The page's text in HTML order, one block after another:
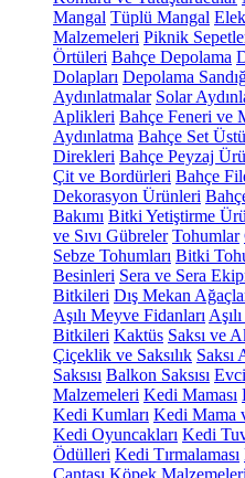
Mangal Tüplü Mangal
Malzemeleri Piknik
Örtüleri Bahçe Depolama
Dolapları Depolama
Aydınlatmalar Solar
Aplikleri Bahçe Feneri ve
Aydınlatma Bahçe Set
Direkleri Bahçe Peyzaj
Çit ve Bordürleri Bahçe
Dekorasyon Ürünleri
Bakımı Bitki Yetiştirme
ve Sıvı Gübreler Tohumlar
Sebze Tohumları Bitki
Besinleri Sera ve Sera
Bitkileri Dış Mekan
Aşılı Meyve Fidanları
Bitkileri Kaktüs Saksı ve
Çiçeklik ve Saksılık Saksı
Saksısı Balkon Saksısı
Malzemeleri Kedi Maması
Kedi Kumları Kedi Mama
Kedi Oyuncakları Kedi
Ödülleri Kedi Tırmalaması
Çantası Köpek Malzemeleri